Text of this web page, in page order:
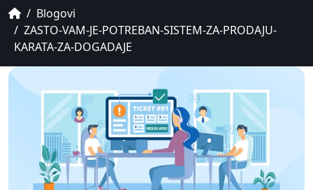
Blogovi
ZASTO-VAM-JE-POTREBAN-SISTEM-ZA-PRODAJU-
KARATA-ZA-DOGADAJE